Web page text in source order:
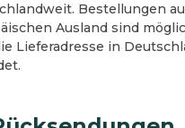
Bestellungen
Ausland sind
Lieferadresse in